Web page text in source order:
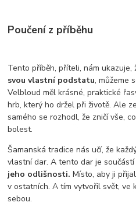
Poučení z příběhu
Tento příběh, příteli, nám ukazuje,
svou vlastní podstatu, můžeme
Velbloud měl krásné, praktické
hrb, který ho držel při životě. Ale
samého se rozhodl, že zničí vše,
bolest.
Šamanská tradice nás učí, že
vlastní dar. A tento dar je
jeho odlišnosti. Místo, aby ji
v ostatních. A tím vytvořil svět, ve
sebou.